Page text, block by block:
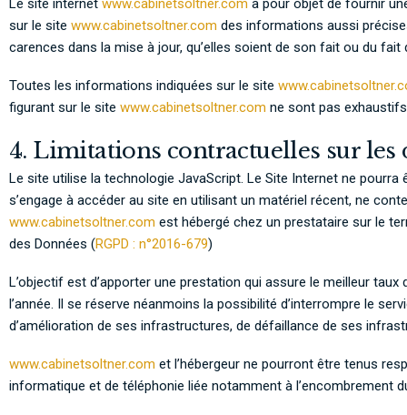
Le site internet www.cabinetsoltner.com a pour objet de fournir
sur le site www.cabinetsoltner.com des informations aussi
carences dans la mise à jour, qu’elles soient de son fait ou du
Toutes les informations indiquées sur le site
figurant sur le site www.cabinetsoltner.com ne sont pas
4. Limitations contractuelles sur les
Le site utilise la technologie JavaScript. Le Site Internet ne
s’engage à accéder au site en utilisant un matériel récent, ne
www.cabinetsoltner.com est hébergé chez un prestataire sur le
des Données (RGPD : n°2016-679)
L’objectif est d’apporter une prestation qui assure le meilleur
l’année. Il se réserve néanmoins la possibilité d’interrompre le
d’amélioration de ses infrastructures, de défaillance de ses
www.cabinetsoltner.com et l’hébergeur ne pourront être tenus
informatique et de téléphonie liée notamment à l’encombrement